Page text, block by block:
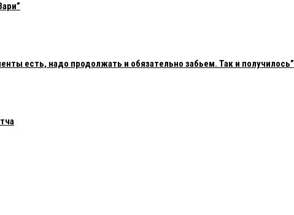
есть, надо продолжать и обязательно забьем. Так и получилось”